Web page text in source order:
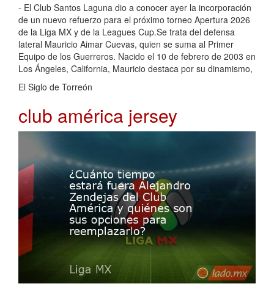
- El Club Santos Laguna dio a conocer ayer la incorporación
de un nuevo refuerzo para el próximo torneo Apertura 2026
de la Liga MX y de la Leagues Cup.Se trata del defensa
lateral Mauricio Aimar Cuevas, quien se suma al Primer
Equipo de los Guerreros. Nacido el 10 de febrero de 2003 en
Los Ángeles, California, Mauricio destaca por su dinamismo,
El Siglo de Torreón
club américa jersey